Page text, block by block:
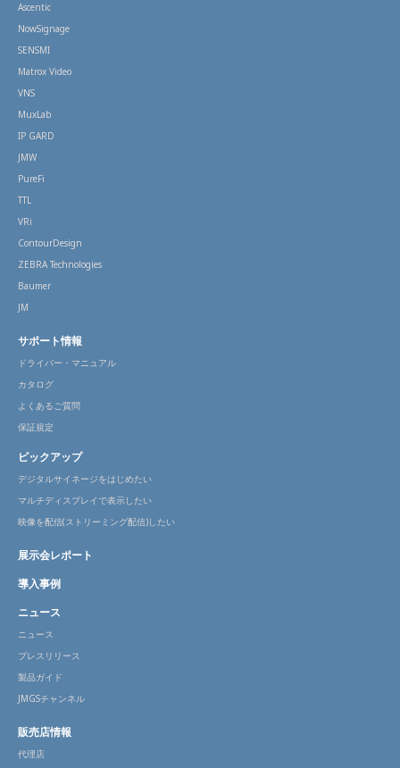
Ascentic
NowSignage
SENSMI
Matrox Video
VNS
MuxLab
IP GARD
JMW
PureFi
TTL
VRi
ContourDesign
ZEBRA Technologies
Baumer
JM
サポート情報
ドライバー・マニュアル
カタログ
よくあるご質問
保証規定
ピックアップ
デジタルサイネージをはじめたい
マルチディスプレイで表示したい
映像を配信(ストリーミング配信)したい
展示会レポート
導入事例
ニュース
ニュース
プレスリリース
製品ガイド
JMGSチャンネル
販売店情報
代理店